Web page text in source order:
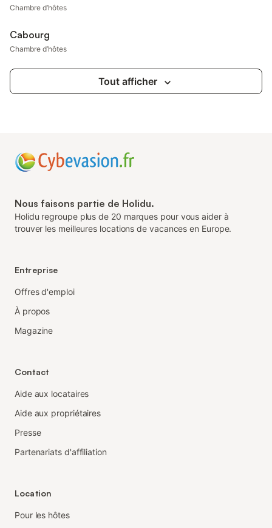
Chambre d’hôtes
Cabourg
Chambre d’hôtes
Tout afficher
Nous faisons partie de Holidu.
Holidu regroupe plus de 20 marques pour vous aider à
trouver les meilleures locations de vacances en Europe.
Entreprise
Offres d'emploi
À propos
Magazine
Contact
Aide aux locataires
Aide aux propriétaires
Presse
Partenariats d'affiliation
Location
Pour les hôtes